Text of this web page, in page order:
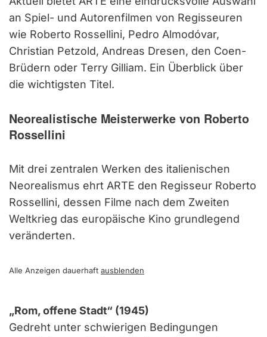
an Spiel- und Autorenfilmen von Regisseuren
wie Roberto Rossellini, Pedro Almodóvar,
Christian Petzold, Andreas Dresen, den Coen-
Brüdern oder Terry Gilliam. Ein Überblick über
die wichtigsten Titel.
Neorealistische Meisterwerke von Roberto
Rossellini
Mit drei zentralen Werken des italienischen
Neorealismus ehrt ARTE den Regisseur Roberto
Rossellini, dessen Filme nach dem Zweiten
Weltkrieg das europäische Kino grundlegend
veränderten.
Alle Anzeigen dauerhaft ausblenden
„Rom, offene Stadt“ (1945)
Gedreht unter schwierigen Bedingungen